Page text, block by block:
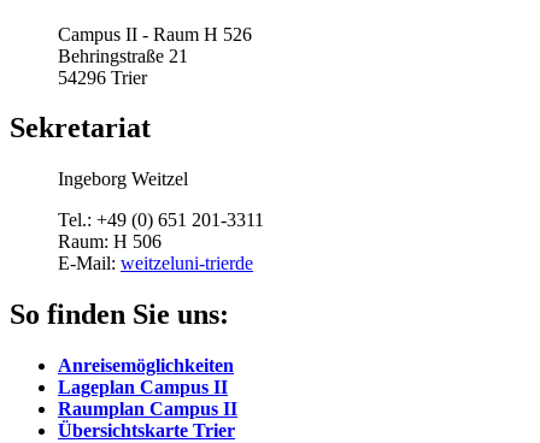
Campus II - Raum H 526
Behringstraße 21
54296 Trier
Sekretariat
Ingeborg Weitzel
Tel.: +49 (0) 651 201-3311
Raum: H 506
E-Mail: weitzeluni-trierde
So finden Sie uns:
Anreisemöglichkeiten
Lageplan Campus II
Raumplan Campus II
Übersichtskarte Trier